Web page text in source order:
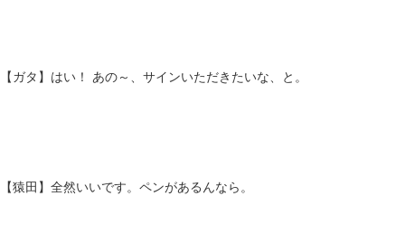
【ガタ】はい！ あの～、サインいただきたいな、と。
【猿田】全然いいです。ペンがあるんなら。